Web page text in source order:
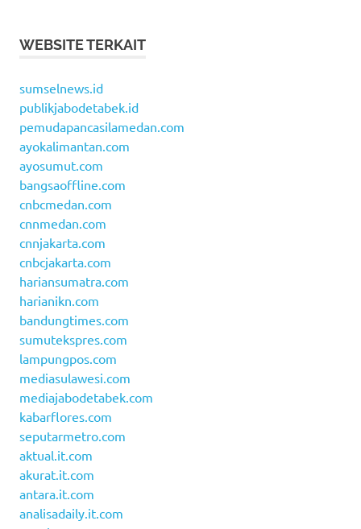
WEBSITE TERKAIT
sumselnews.id
publikjabodetabek.id
pemudapancasilamedan.com
ayokalimantan.com
ayosumut.com
bangsaoffline.com
cnbcmedan.com
cnnmedan.com
cnnjakarta.com
cnbcjakarta.com
hariansumatra.com
harianikn.com
bandungtimes.com
sumutekspres.com
lampungpos.com
mediasulawesi.com
mediajabodetabek.com
kabarflores.com
seputarmetro.com
aktual.it.com
akurat.it.com
antara.it.com
analisadaily.it.com